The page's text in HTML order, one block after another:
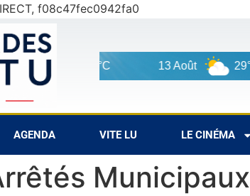
f08c47fec0942fa0
13 Août 29°C
AGENDA VITE LU LE CINÉMA
Municipaux